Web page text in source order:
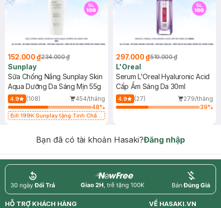
152.000 ₫234.000 ₫
Sunplay
Sữa Chống Nắng Sunplay Skin
Aqua Dưỡng Da Sáng Mịn 55g
4.9 (108)
454/tháng
48%
Bill 199K Sunplay tặng Tinh Chất
297.000 ₫519.000 ₫
L'Oreal
Serum L'Oreal Hyaluronic Acid
Cấp Ẩm Sáng Da 30ml
4.9 (27)
279/tháng
39%
Bạn đã có tài khoản Hasaki?Đăng nhập
return nowfree price
HỖ TRỢ KHÁCH HÀNG
VỀ HASAKI.VN